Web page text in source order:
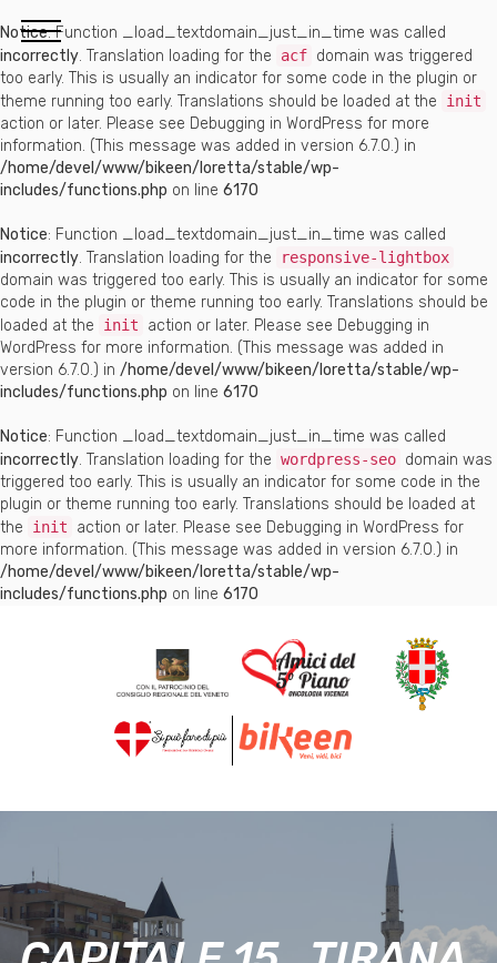
Notice: Function _load_textdomain_just_in_time was called
incorrectly. Translation loading for the acf domain was triggered
too early. This is usually an indicator for some code in the plugin or
theme running too early. Translations should be loaded at the
init
action or later. Please see Debugging in WordPress for more
information. (This message was added in version 6.7.0.) in
/home/devel/www/bikeen/loretta/stable/wp-
includes/functions.php on line 6170
Notice: Function _load_textdomain_just_in_time was called
incorrectly. Translation loading for the responsive-lightbox
domain was triggered too early. This is usually an indicator for some
code in the plugin or theme running too early. Translations should be
loaded at the
init action or later. Please see Debugging in
WordPress for more information. (This message was added in
version 6.7.0.) in /home/devel/www/bikeen/loretta/stable/wp-
includes/functions.php on line 6170
Notice: Function _load_textdomain_just_in_time was called
incorrectly. Translation loading for the wordpress-seo domain was
triggered too early. This is usually an indicator for some code in the
plugin or theme running too early. Translations should be loaded at
the
init action or later. Please see Debugging in WordPress for
more information. (This message was added in version 6.7.0.) in
/home/devel/www/bikeen/loretta/stable/wp-
includes/functions.php on line 6170